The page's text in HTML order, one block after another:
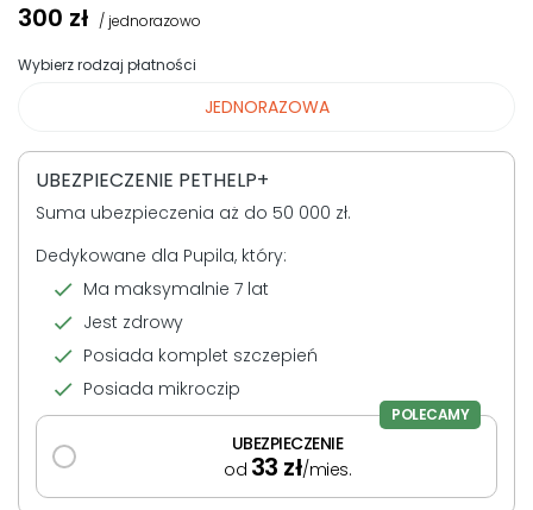
EN
300 zł / jednorazowo
Wybierz rodzaj płatności
JEDNORAZOWA
UBEZPIECZENIE PETHELP+
Suma ubezpieczenia aż do 50 000 zł.
Dedykowane dla Pupila, który:
Ma maksymalnie 7 lat
Jest zdrowy
Posiada komplet szczepień
Posiada mikroczip
UBEZPIECZENIE
od 33 zł/mies.
POLECAMY